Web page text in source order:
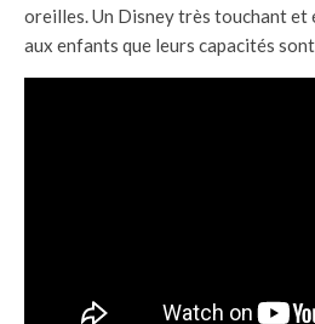
oreilles. Un Disney très touchant et
aux enfants que leurs capacités